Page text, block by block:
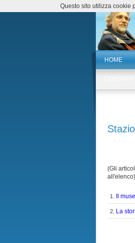
HOME
(Gli
all'elenco)
1. Il
2. La
Questo sito utilizza cookie